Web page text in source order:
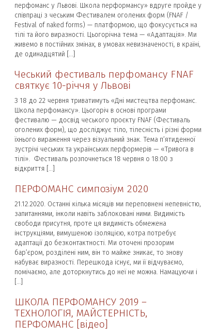
перфоманс у Львові. Школа перформансу» вдруге пройде у
співпраці з чеським Фестивалем оголених форм (FNAF /
Festival of naked forms) — платформою, що фокусується на
тілі та його виразності. Цьогорічна тема — «Адаптація». Ми
живемо в постійних змінах, в умовах невизначеності, в країні,
де одинадцятий […]
Чеський фестиваль перфомансу FNAF
святкує 10-річчя у Львові
З 18 до 22 червня триватимуть «Дні мистецтва перфоманс.
Школа перфомансу». Цьогоріч в основі програми
фестивалю — досвід чеського проєкту FNAF (Фестиваль
оголених форм), що досліджує тіло, тілесність і різні форми
їхнього вираження через візуальний знак. Тема п’ятиденної
зустрічі чеських та українських перформерів — «Тривога в
тілі». Фестиваль розпочнеться 18 червня о 18:00 з
відкриття […]
ПЕРФОМАНС симпозіум 2020
21.12.2020. Останні кілька місяців ми переповнені непевністю,
запитаннями, інколи навіть заблоковані ними. Видимість
свободи присутня, проте ця видимість обмежена
інструкціями, вимушеною ізоляцією, котра потребує
адаптації до безконтактності. Ми оточені прозорим
бар’єром, розділені ним, він то майже зникає, то знову
набуває виразності. Перешкода існує, ми її відчуваємо,
помічаємо, але доторкнутись до неї не можна. Намацуючи і
[…]
ШКОЛА ПЕРФОМАНСУ 2019 –
ТЕХНОЛОГІЯ, МАЙСТЕРНІСТЬ,
ПЕРФОМАНС [відео]